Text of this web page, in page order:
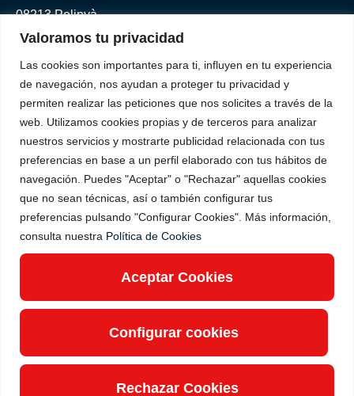
Valoramos tu privacidad
Las cookies son importantes para ti, influyen en tu experiencia
de navegación, nos ayudan a proteger tu privacidad y
permiten realizar las peticiones que nos solicites a través de la
web. Utilizamos cookies propias y de terceros para analizar
nuestros servicios y mostrarte publicidad relacionada con tus
preferencias en base a un perfil elaborado con tus hábitos de
navegación. Puedes "Aceptar" o "Rechazar" aquellas cookies
que no sean técnicas, así o también configurar tus
preferencias pulsando "Configurar Cookies". Más información,
consulta nuestra Política de Cookies
Configurar cookies
Rechazar Cookies
Aceptar Cookies
08213 Polinyà
Tel. +34 937 861 113
Código ético
Política de privacidad
Política de cookies
Política de calidad
Política de Redes Sociales